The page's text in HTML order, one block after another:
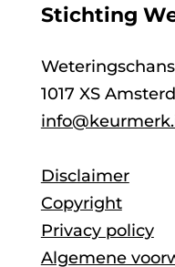
Stichting
1017 XS
Disclaimer
Copyright
Privacy policy
Algemene